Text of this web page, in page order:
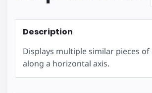
Description
Displays multiple similar pieces
along a horizontal axis.